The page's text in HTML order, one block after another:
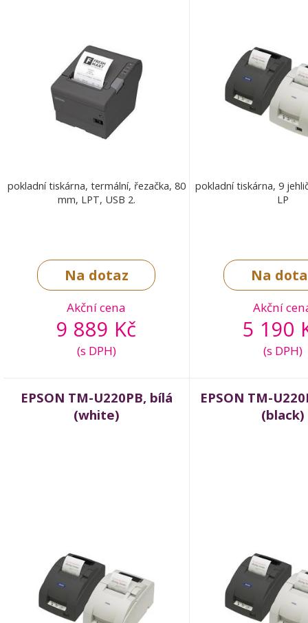
pokladní tiskárna, termální, řezačka, 80
mm, LPT, USB 2.
Na dotaz
Akční cena
9 889 Kč
(s DPH)
pokladní tiskárna, 9
LP
Na
Akční
5 190
(s DPH)
EPSON TM-U220PB, bílá
(white)
EPSON TM-
(black)